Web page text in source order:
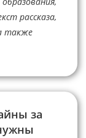
рассказа,
также
за